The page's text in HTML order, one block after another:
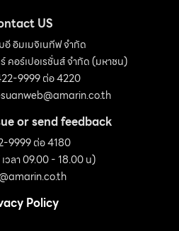
US
อี อิมเมจิเนทีฟ จำกัด
คอร์เปอเรชั่นส์ จำกัด (มหาชน)
9999 ต่อ 4220
or send feedback
9999 ต่อ 4180
วลา 09.00 - 18.00 น)
Policy